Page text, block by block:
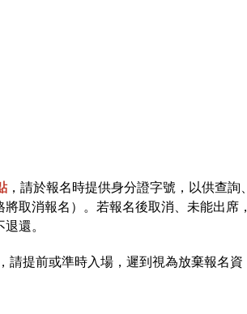
，請於報名時提供身分證字號，以供查詢、
取消報名）。若報名後取消、未能出席，
還。
請提前或準時入場，遲到視為放棄報名資